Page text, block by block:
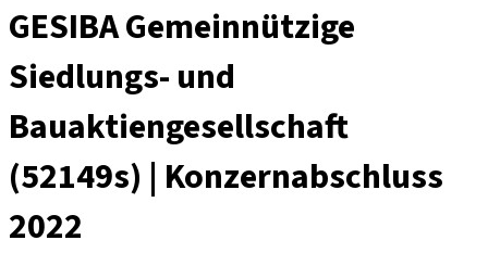
GESIBA Gemeinnützige
Siedlungs- und
Bauaktiengesellschaft
(52149s) | Konzernabschluss
2022